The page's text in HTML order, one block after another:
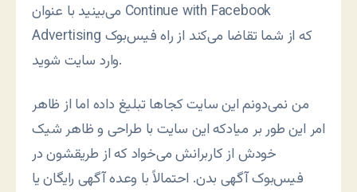
می‌بینید با عنوان Continue with Facebook
Advertising که از شما تقاضا می‌کند از راه فیس‌بوک
وارد سایت شوید.
من نمی‌دونم این سایت کجاها تبلیغ داده اما از ظاهر
امر این طور بر میادکه این سایت با طراحی و ظاهر شیک
خودش از کاربرانش می‌خواد که از طریقشون در
فیس‌بوک آگهی بدن. احتمالاً با وعده آگهی رایگان یا